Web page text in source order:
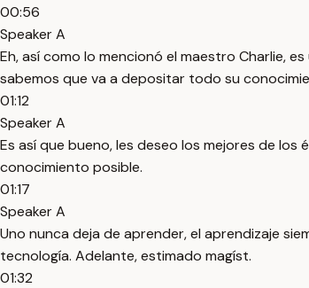
00:56
Speaker A
Eh, así como lo mencionó el maestro Charlie,
sabemos que va a depositar todo su
01:12
Speaker A
Es así que bueno, les deseo los mejores de
conocimiento posible.
01:17
Speaker A
Uno nunca deja de aprender, el aprendizaje
tecnología. Adelante, estimado magíst.
01:32